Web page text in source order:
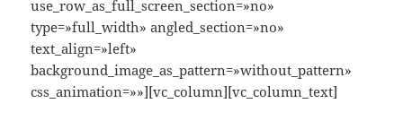
use_row_as_full_screen_section=»no»
type=»full_width» angled_section=»no»
text_align=»left»
background_image_as_pattern=»without_pattern»
css_animation=»»][vc_column][vc_column_text]